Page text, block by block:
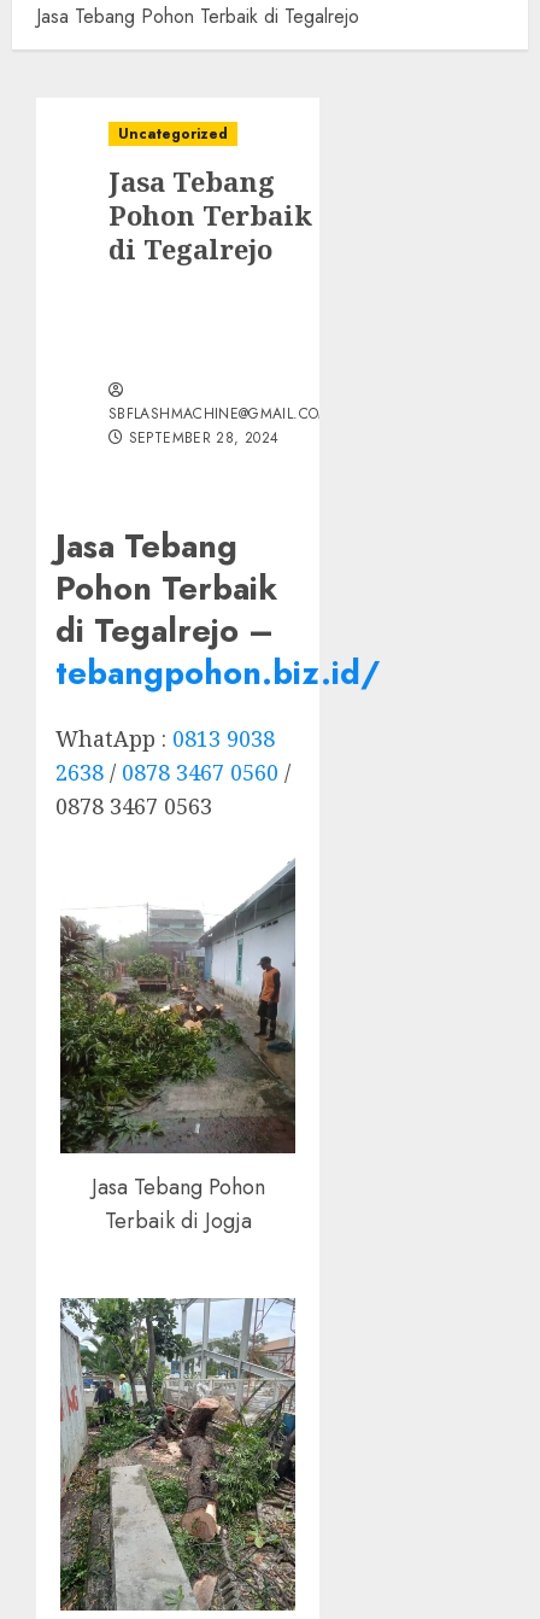
Jasa Tebang Pohon Terbaik di Tegalrejo
Uncategorized
Jasa Tebang
Pohon Terbaik
di Tegalrejo
SBFLASHMACHINE@GMAIL.COM
SEPTEMBER 28, 2024
Jasa Tebang
Pohon Terbaik
di Tegalrejo –
tebangpohon.biz.id/
WhatApp : 0813 9038
2638 / 0878 3467 0560 /
0878 3467 0563
Jasa Tebang Pohon
Terbaik di Jogja